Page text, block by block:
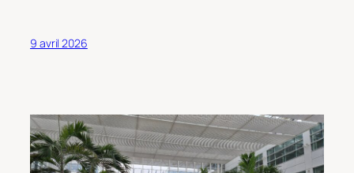
9 avril 2026